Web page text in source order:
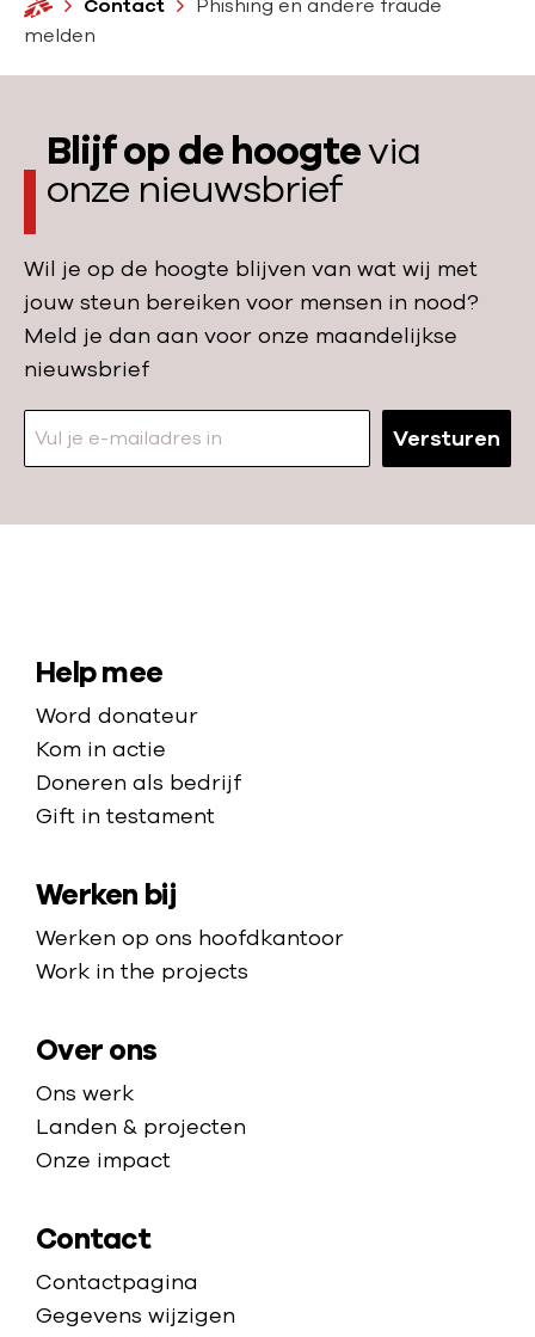
H
o
Contact
Phishing en andere fraude
melden
Blijf op de hoogtevia
onze nieuwsbrief
Wil je op de hoogte blijven van wat wij met
jouw steun bereiken voor mensen in nood?
Meld je dan aan voor onze maandelijkse
nieuwsbrief
Versturen
a
d
e
h
o
e
p
a
e
S
i
t
e
m
p
Help mee
Word donateur
Kom in actie
Doneren als bedrijf
Gift in testament
Werken bij
Werken op ons hoofdkantoor
Work in the projects
Over ons
Ons werk
Landen & projecten
Onze impact
Contact
Contactpagina
Gegevens wijzigen